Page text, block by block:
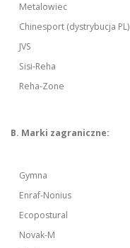
Metalowiec
Chinesport (dystrybucja PL)
JVS
Sisi-Reha
Reha-Zone
B. Marki zagraniczne:
Gymna
Enraf-Nonius
Ecopostural
Novak-M